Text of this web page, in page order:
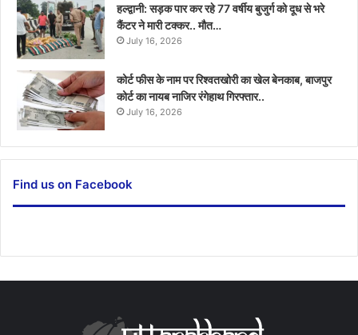
हल्द्वानी: सड़क पार कर रहे 77 वर्षीय बुजुर्ग को दूध से भरे
कैंटर ने मारी टक्कर.. मौत…
July 16, 2026
कोर्ट फीस के नाम पर रिश्वतखोरी का खेल बेनकाब, बाजपुर
कोर्ट का नायब नाजिर रंगेहाथ गिरफ्तार..
July 16, 2026
Find us on Facebook